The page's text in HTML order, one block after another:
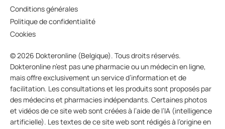
Conditions générales
Politique de confidentialité
Cookies
© 2026 Dokteronline (Belgique). Tous droits réservés.
Dokteronline n’est pas une pharmacie ou un médecin en ligne,
mais offre exclusivement un service d’information et de
facilitation. Les consultations et les produits sont proposés par
des médecins et pharmacies indépendants. Certaines photos
et vidéos de ce site web sont créées à l’aide de l’IA (intelligence
artificielle). Les textes de ce site web sont rédigés à l’origine en